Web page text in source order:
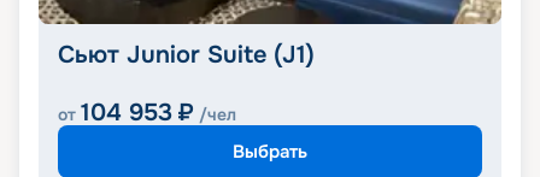
Сьют Junior Suite (J1)
от 104 953 ₽ /чел
Выбрать